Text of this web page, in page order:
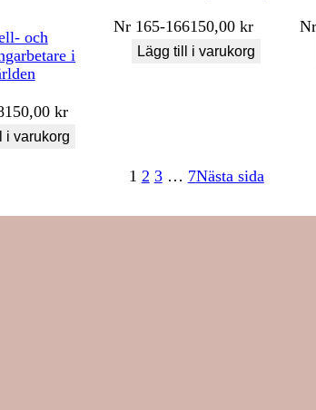
och
i
150,00 kr
i varukorg
Nr 165-166150,00kr
Lägg till i varukorg
Nr
1 2 3 … 7Nästa sida